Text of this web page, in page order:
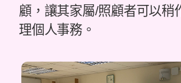
顧，讓其家屬/照顧者可以稍
理個人事務。